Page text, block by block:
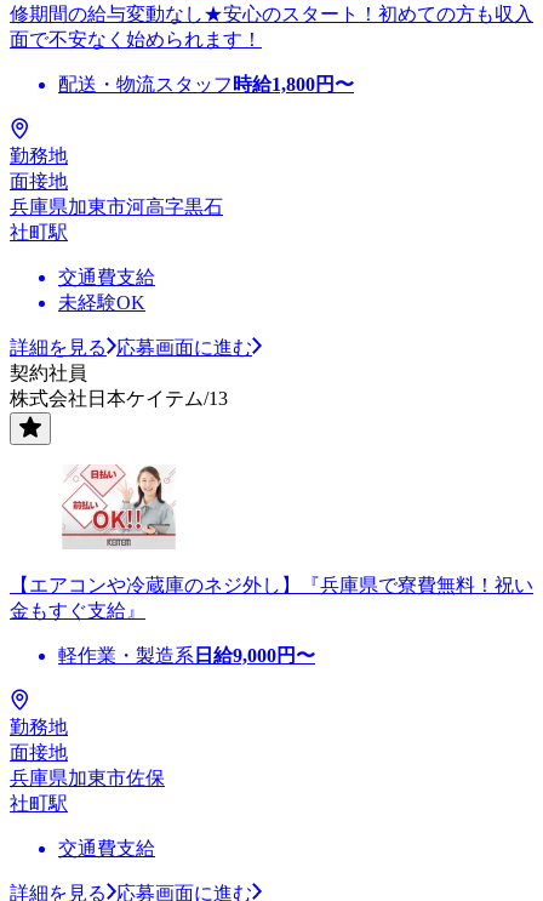
修期間の給与変動なし★安心のスタート！初めての方も収入
面で不安なく始められます！
配送・物流スタッフ 時給1,800円〜
勤務地
面接地
兵庫県加東市河高字黒石
社町駅
交通費支給
未経験OK
詳細を見る
応募画面に進む
契約社員
株式会社日本ケイテム/13
【エアコンや冷蔵庫のネジ外し】『兵庫県で寮費無料！祝い
金もすぐ支給』
軽作業・製造系 日給9,000円〜
勤務地
面接地
兵庫県加東市佐保
社町駅
交通費支給
詳細を見る 応募画面に進む